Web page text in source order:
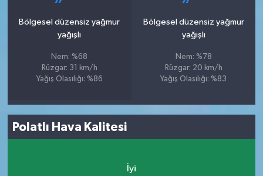
Bölgesel düzensiz yağmur
yağışlı
Nem: %68
Rüzgar: 31 km/h
Yağış Olasılığı: %86
Bölgesel düzensiz yağmur
yağışlı
Nem: %78
Rüzgar: 20 km/h
Yağış Olasılığı: %83
Polatlı Hava Kalitesi
İyi